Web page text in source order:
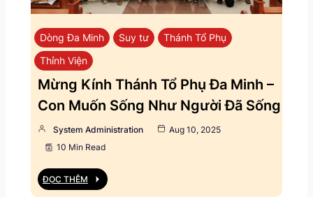
Dòng Đa Minh Suy tư
Thánh Tổ Phụ
Thỉnh Viện
Mừng Kính Thánh Tổ Phụ Đa Minh –
Con Muốn Sống Như Người Đã Sống
System Administration
Aug 10, 2025
10 Min Read
ĐỌC THÊM